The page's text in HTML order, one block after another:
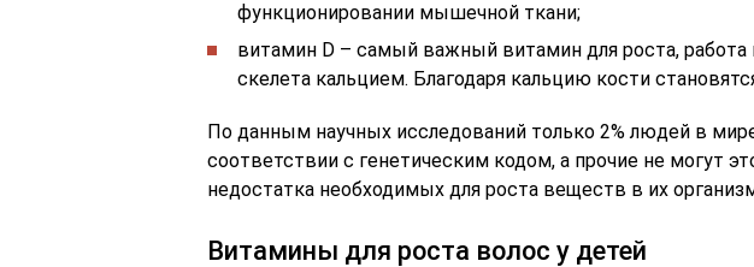
функционировании мышечной ткани;
витамин D – самый важный витамин для роста,
скелета кальцием. Благодаря кальцию кости
По данным научных исследований только 2% людей в
соответствии с генетическим кодом, а прочие не могут
недостатка необходимых для роста веществ в их
Витамины для роста волос у детей